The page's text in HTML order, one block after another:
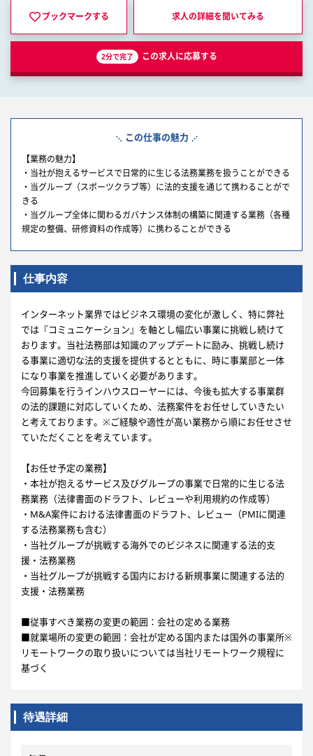
ブックマークする 求人の詳細を聞いてみる
2分で完了 この求人に応募する
この仕事の魅力
【業務の魅力】
・当社が抱えるサービスで日常的に生じる法務業務を扱うことができる
・当グループ（スポーツクラブ等）に法的支援を通じて携わることがで
きる
・当グループ全体に関わるガバナンス体制の構築に関連する業務（各種
規定の整備、研修資料の作成等）に携わることができる
仕事内容
インターネット業界ではビジネス環境の変化が激しく、特に弊社
では『コミュニケーション』を軸とし幅広い事業に挑戦し続けて
おります。当社法務部は知識のアップデートに励み、挑戦し続け
る事業に適切な法的支援を提供するとともに、時に事業部と一体
になり事業を推進していく必要があります。
今回募集を行うインハウスローヤーには、今後も拡大する事業群
の法的課題に対応していくため、法務案件をお任せしていきたい
と考えております。※ご経験や適性が高い業務から順にお任せさせ
ていただくことを考えています。
【お任せ予定の業務】
・本社が抱えるサービス及びグループの事業で日常的に生じる法
務業務（法律書面のドラフト、レビューや利用規約の作成等）
・M&A案件における法律書面のドラフト、レビュー（PMIに関連
する法務業務も含む）
・当社グループが挑戦する海外でのビジネスに関連する法的支
援・法務業務
・当社グループが挑戦する国内における新規事業に関連する法的
支援・法務業務
■従事すべき業務の変更の範囲：会社の定める業務
■就業場所の変更の範囲：会社が定める国内または国外の事業所※
リモートワークの取り扱いについては当社リモートワーク規程に
基づく
待遇詳細